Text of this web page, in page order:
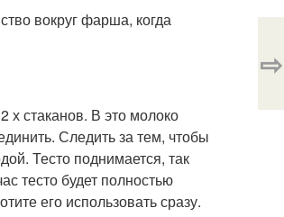
вокруг фарша, когда
х стаканов. В это молоко
Следить за тем, чтобы
Тесто поднимается, так
тесто будет полностью
его использовать сразу.
⇨